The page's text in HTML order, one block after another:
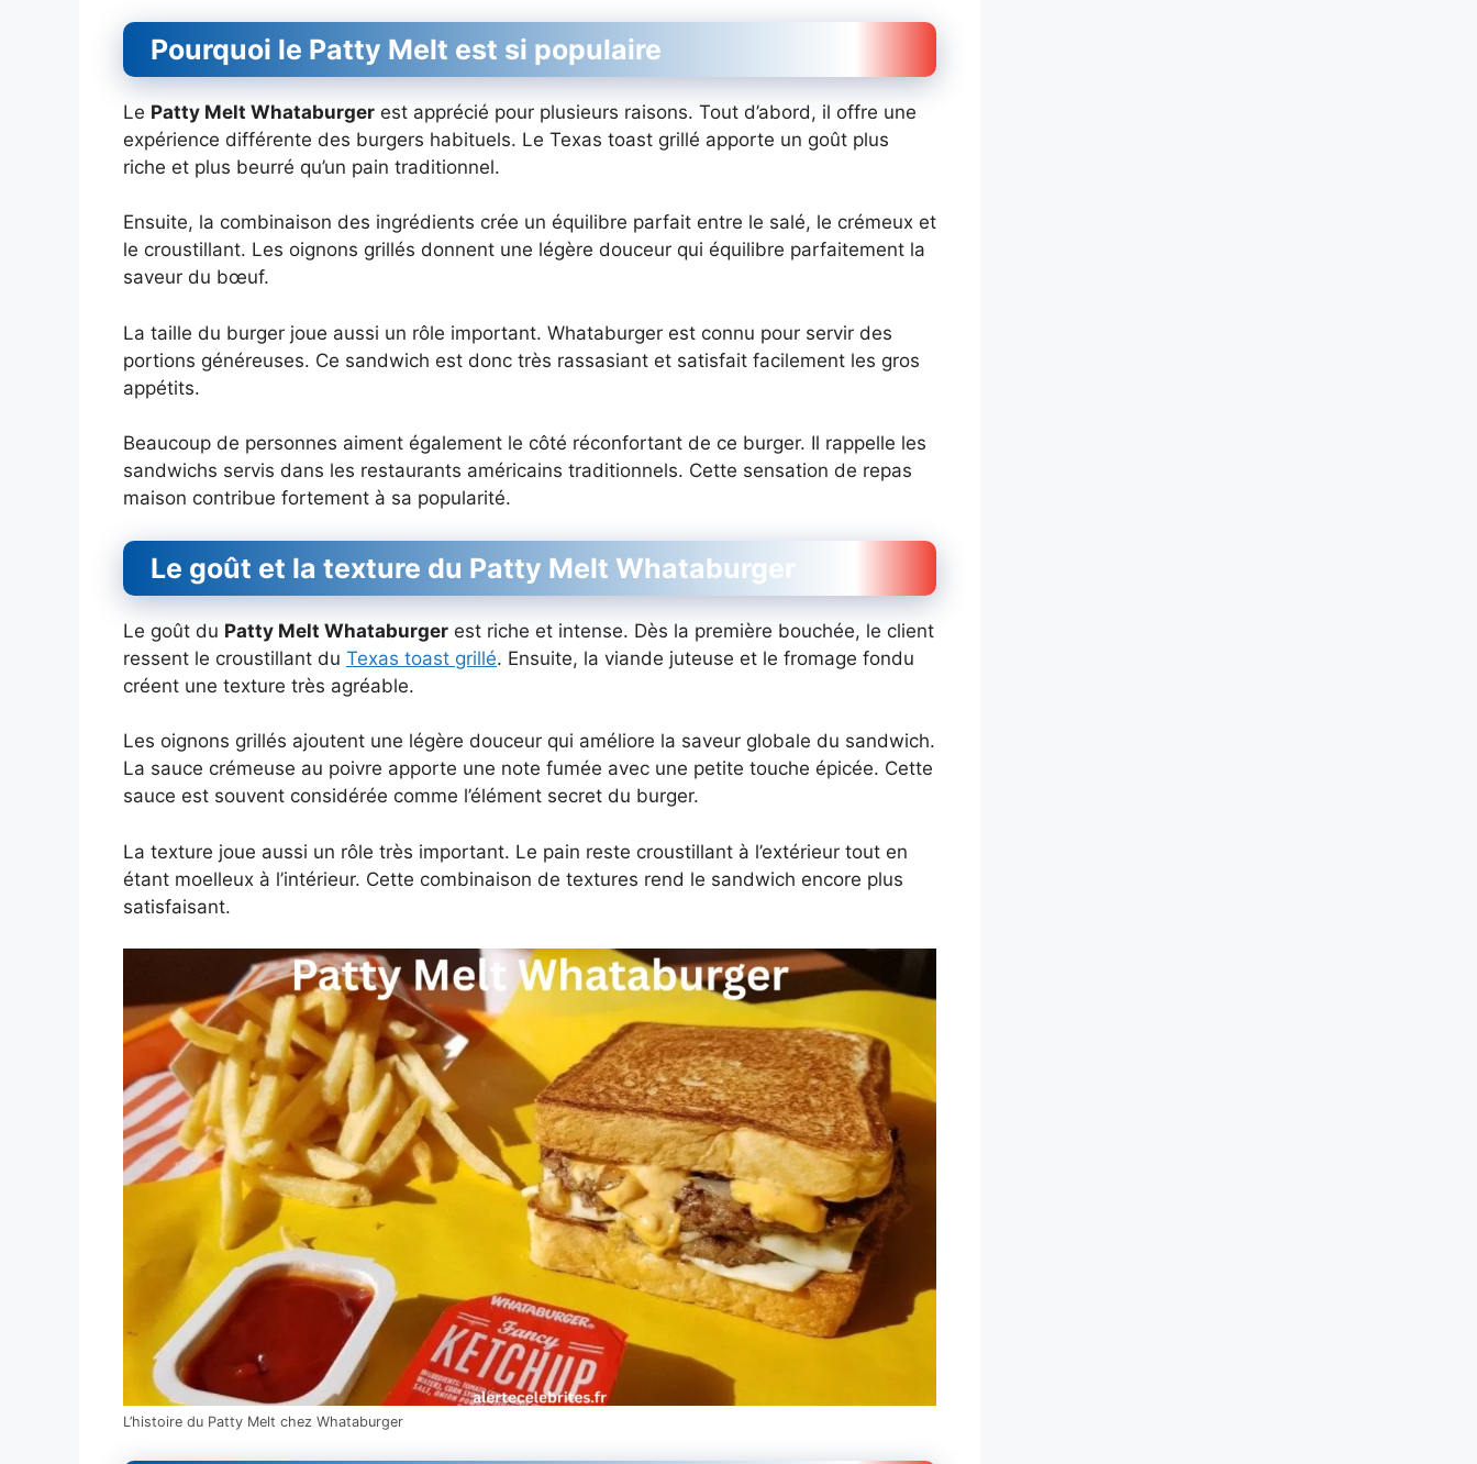
Pourquoi le Patty Melt est si populaire
Le Patty Melt Whataburger est apprécié pour plusieurs raisons. Tout d’abord, il offre une
expérience différente des burgers habituels. Le Texas toast grillé apporte un goût plus
riche et plus beurré qu’un pain traditionnel.
Ensuite, la combinaison des ingrédients crée un équilibre parfait entre le salé, le crémeux et
le croustillant. Les oignons grillés donnent une légère douceur qui équilibre parfaitement la
saveur du bœuf.
La taille du burger joue aussi un rôle important. Whataburger est connu pour servir des
portions généreuses. Ce sandwich est donc très rassasiant et satisfait facilement les gros
appétits.
Beaucoup de personnes aiment également le côté réconfortant de ce burger. Il rappelle les
sandwichs servis dans les restaurants américains traditionnels. Cette sensation de repas
maison contribue fortement à sa popularité.
Le goût et la texture du Patty Melt Whataburger
Le goût du Patty Melt Whataburger est riche et intense. Dès la première bouchée, le client
ressent le croustillant du Texas toast grillé. Ensuite, la viande juteuse et le fromage fondu
créent une texture très agréable.
Les oignons grillés ajoutent une légère douceur qui améliore la saveur globale du sandwich.
La sauce crémeuse au poivre apporte une note fumée avec une petite touche épicée. Cette
sauce est souvent considérée comme l’élément secret du burger.
La texture joue aussi un rôle très important. Le pain reste croustillant à l’extérieur tout en
étant moelleux à l’intérieur. Cette combinaison de textures rend le sandwich encore plus
satisfaisant.
L’histoire du Patty Melt chez Whataburger